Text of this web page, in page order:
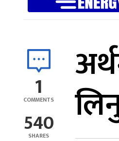
1
COMMENTS
540
SHARES